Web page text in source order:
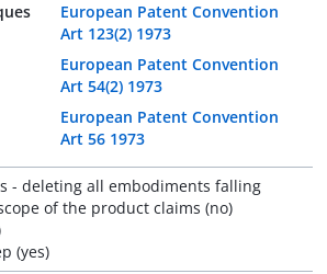
European Patent Convention
Art 123(2) 1973
European Patent Convention
Art 54(2) 1973
European Patent Convention
Art 56 1973
- deleting all embodiments falling
of the product claims (no)
(yes)